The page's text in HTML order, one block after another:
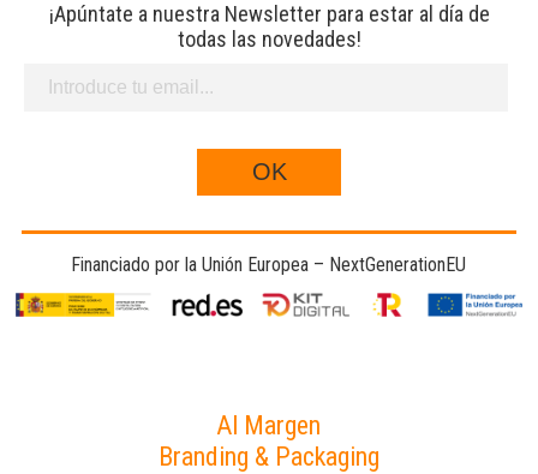
¡Apúntate a nuestra Newsletter para estar al día de
todas las novedades!
Financiado por la Unión Europea – NextGenerationEU
Al Margen
Branding & Packaging